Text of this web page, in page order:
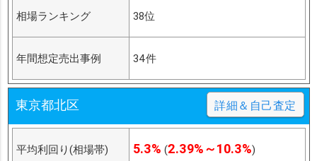
相場ランキング 38位
年間想定売出事例 34件
東京都北区 詳細＆自己査定
平均利回り(相場帯) 5.3% (2.39%～10.3%)